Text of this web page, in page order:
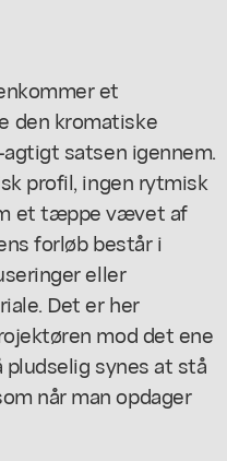
et
den kromatiske
satsen igennem.
profil, ingen rytmisk
et tæppe vævet af
forløb består i
eller
Det er her
mod det ene
synes at stå
når man opdager